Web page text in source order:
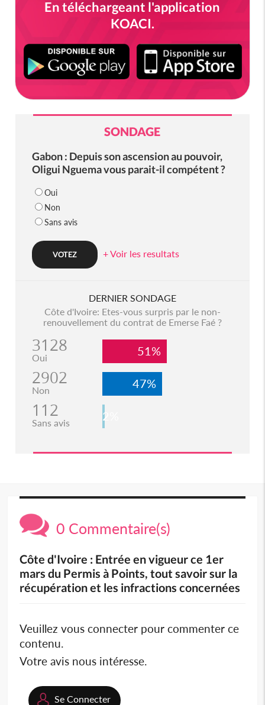
En téléchargeant l'application
KOACI.
SONDAGE
Gabon : Depuis son ascension au pouvoir,
Oligui Nguema vous parait-il compétent ?
Oui
Non
Sans avis
+ Voir les resultats
DERNIER SONDAGE
Côte d'Ivoire: Etes-vous surpris par le non-
renouvellement du contrat de Emerse Faé ?
3128
Oui 51%
2902
Non 47%
112
Sans avis 2%
0 Commentaire(s)
Côte d'Ivoire : Entrée en vigueur ce 1er
mars du Permis à Points, tout savoir sur la
récupération et les infractions concernées
Veuillez vous connecter pour commenter ce
contenu.
Votre avis nous intéresse.
Se Connecter